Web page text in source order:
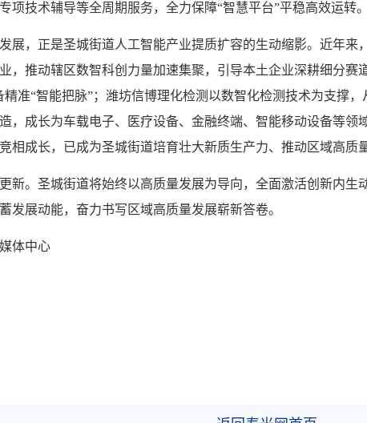
项技术辅导等全周期服务，全力保障“智慧平台”平稳高效运转。
展，正是圣城街道人工智能产业提质扩容的生动缩影。近年来
，推动辖区数智科创力量加速集聚，引导本土企业深耕细分赛
精准“智能把脉”；潍坊信博理化检测以数智化检测技术为支撑
，成长为车载电子、医疗设备、金融终端、智能移动设备等
相成长，已成为圣城街道培育壮大新质生产力、推动区域高质
新。圣城街道将始终以高质量发展为导向，全面激活创新内生
发展动能，奋力书写区域高质量发展崭新答卷。
体中心